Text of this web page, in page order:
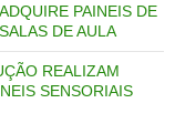
PAINEIS DE
DE AULA
REALIZAM
SENSORIAIS